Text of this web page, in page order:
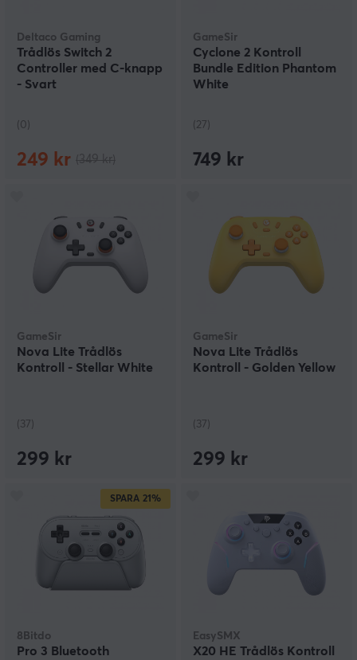
Deltaco Gaming
Trådlös Switch 2
Controller med C-knapp
- Svart
(0)
249 kr
GameSir
Cyclone 2 Kontroll
Bundle Edition Phantom
White
(27)
749 kr
GameSir
Nova Lite Trådlös
Kontroll - Stellar White
(37)
299 kr
GameSir
Nova Lite Trådlös
Kontroll - Golden Yellow
(37)
299 kr
SPARA 21%
8Bitdo
Pro 3 Bluetooth
EasySMX
X20 HE Trådlös Kontroll